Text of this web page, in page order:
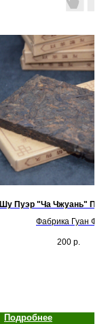
Шу Пуэр "Ча Чжуань"
Фабрика Гуан Фу
200 р.
Подробнее